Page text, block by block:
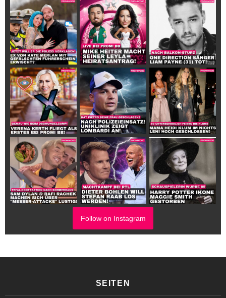
Follow on Instagram
SEITEN